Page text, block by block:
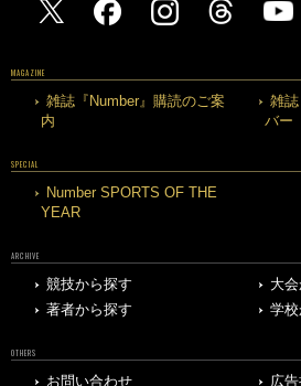
MAGAZINE
雑誌『Number』購読のご案
内
雑
バー
SPECIAL
Number SPORTS OF THE
YEAR
ARCHIVE
競技から探す
大
著者から探す
学
OTHERS
お問い合わせ
広